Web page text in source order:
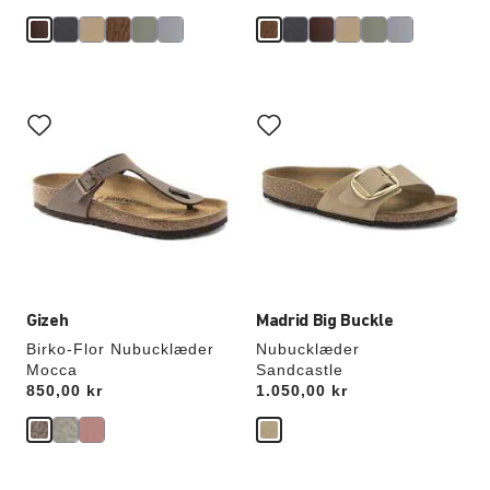
Gizeh
Birko-Flor Nubucklæder
Mocca
Price:
850,00 kr
med
prøvefarver
opdatere
produktbilledet
Madrid Big Buckle
Nubucklæder
Sandcastle
Price:
1.050,00 kr
med
prøvefarver
opdatere
produktbilledet